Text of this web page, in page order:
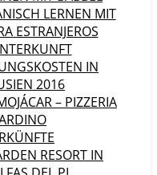
LERNEN MIT
ESTRANJEROS
IN
2016
– PIZZERIA
RESORT IN